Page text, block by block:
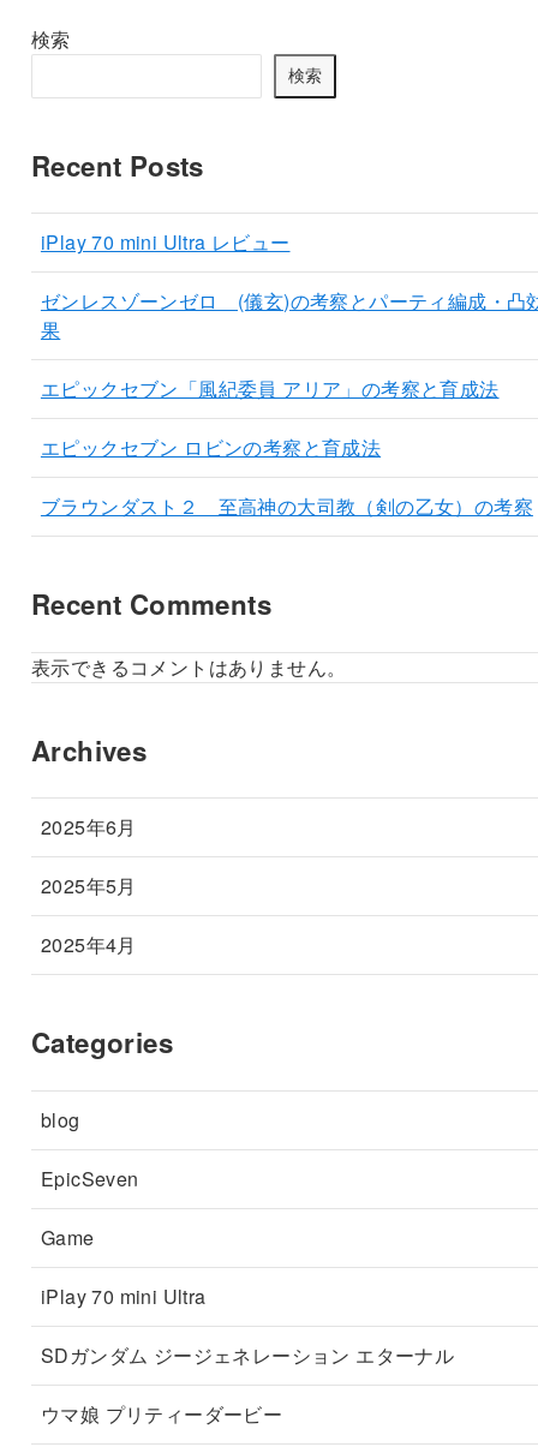
検索
検索
Recent Posts
iPlay 70 mini Ultra レビュー
ゼンレスゾーンゼロ (儀玄)の考察とパーティ編成・凸
果
エピックセブン「風紀委員 アリア」の考察と育成法
エピックセブン ロビンの考察と育成法
ブラウンダスト２ 至高神の大司教（剣の乙女）の考察
Recent Comments
表示できるコメントはありません。
Archives
2025年6月
2025年5月
2025年4月
Categories
blog
EpicSeven
Game
iPlay 70 mini Ultra
SDガンダム ジージェネレーション エターナル
ウマ娘 プリティーダービー